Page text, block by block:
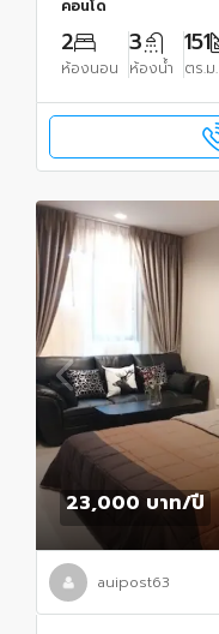
คอนโด
2
ห้องนอน
3
ห้องน้ำ
151
ตร.ม.
23,000 บาท/ปี
auipost63